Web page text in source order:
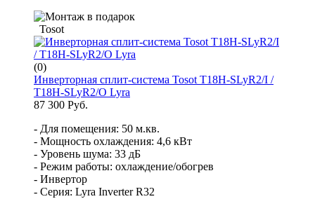
Tosot
(0)
Инверторная сплит-система Tosot T18H-SLyR2/I /
T18H-SLyR2/O Lyra
87 300 Руб.
- Для помещения: 50 м.кв.
- Мощность охлаждения: 4,6 кВт
- Уровень шума: 33 дБ
- Режим работы: охлаждение/обогрев
- Инвертор
- Серия: Lyra Inverter R32